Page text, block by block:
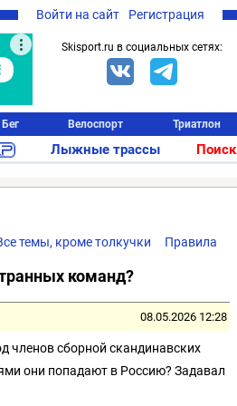
Войти на сайт Регистрация
Skisport.ru в социальных сетях:
Бег Велоспорт Триатлон
Лыжные трассы Поиск
Правила
темы, кроме толкучки
команд?
08.05.2026 12:28
членов сборной скандинавских
они попадают в Россию? Задавал